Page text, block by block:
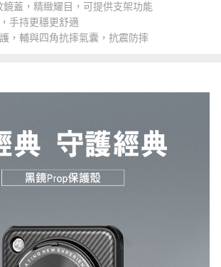
鏡蓋，精緻耀目，可提供支架功能
手持更穩更舒適
，輔與四角抗摔氣囊，抗震防摔